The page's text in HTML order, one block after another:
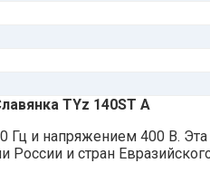
TYz 140ST A
Гц и напряжением 400 В.
России и стран